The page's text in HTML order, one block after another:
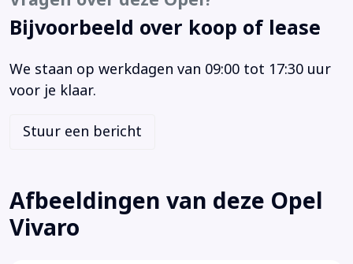
Bandenspanningscontrolesysteem
Bestuurdersstoel in hoogte verstelbaar
Bluetooth telefoonvoorbereiding
Boordcomputer
Buitenspiegels elektrisch inklapbaar
Buitenspiegels verwarmbaar
Buitentemperatuurmeter
Bijvoorbeeld over koop of lease
We staan op werkdagen van 09:00 tot 17:30 uur
voor je klaar.
Stuur een bericht
Afbeeldingen van deze Opel
Vivaro